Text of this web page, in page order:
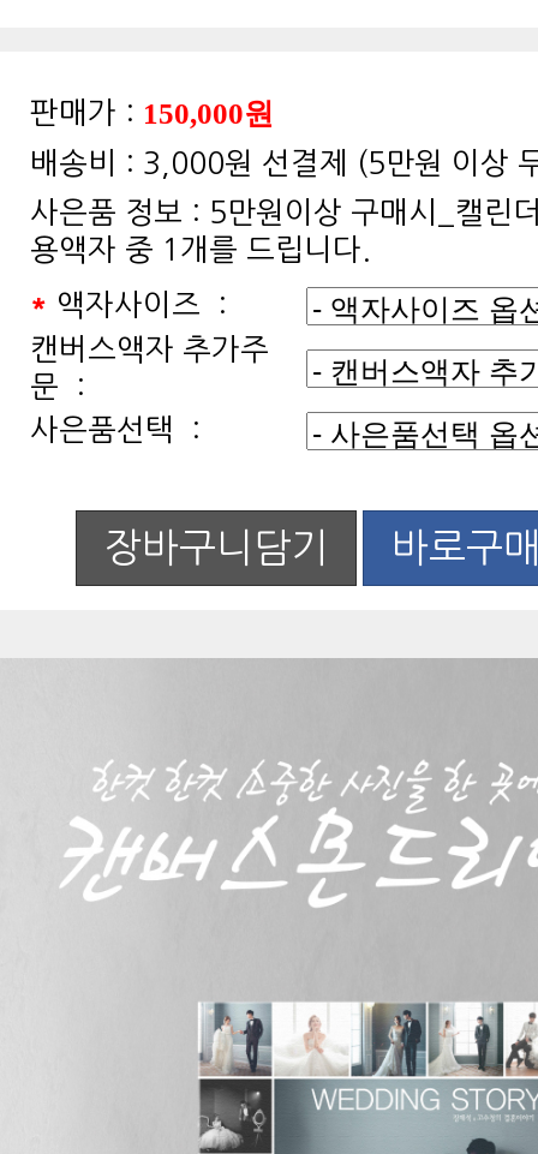
판매가 : 150,000원
배송비 : 3,000원 선결제 (5만원 이상
사은품 정보 :
용액자 중 1개를 드립니다.
* 액자사이즈 :
문 :
사은품선택 :
장바구니담기 바로구